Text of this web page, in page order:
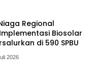
Regional
Biosolar
di 590 SPBU
2026